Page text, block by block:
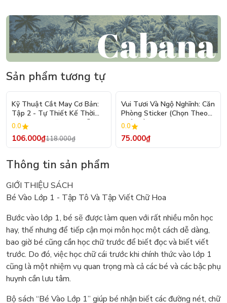
Sản phẩm tương tự
- 10%
Kỹ Thuật Cắt May Cơ Bản:
Tập 2 - Tự Thiết Kế Thời
Trang Nam Nữ - Tạo Mẫu
Rập - Kỹ Thuật Nhảy Size
0.0
106.000₫118.000₫
Vui Tươi Và Ngộ Nghĩnh: Căn
Phòng Sticker (Chọn Theo
Chủ Đề) - Hơn 250 Sticker
0.0
75.000₫
Thông tin sản phẩm
GIỚI THIỆU SÁCH
Bé Vào Lớp 1 - Tập Tô Và Tập Viết Chữ Hoa
Bước vào lớp 1, bé sẽ được làm quen với rất nhiều môn học
hay, thế nhưng để tiếp cận mọi môn học một cách dễ dàng,
bao giờ bé cũng cần học chữ trước để biết đọc và biết viết
trước. Do đó, việc học chữ cái trước khi chính thức vào lớp 1
cũng là một nhiệm vụ quan trọng mà cả các bé và các bậc phụ
huynh cần lưu tâm.
Bộ sách “Bé Vào Lớp 1” giúp bé nhận biết các đường nét, chữ